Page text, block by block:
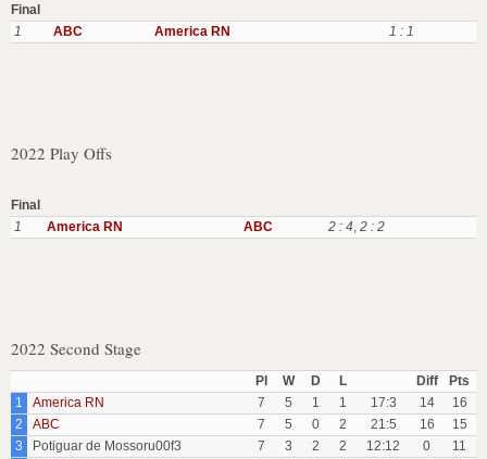
Final
1
ABC America RN 1 : 1
2022 Play Offs
Final
1
America RN ABC 2 : 4, 2 : 2
2022 Second Stage
Pl W D L Diff
Pts
1
America RN 7 5 1 1 17:3 14
16
2
ABC 7 5 0 2 21:5 16
15
3
Potiguar de Mossoru00f3 7 3 2 2 12:12 0
11